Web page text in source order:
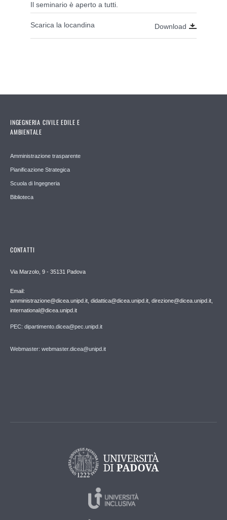
Il seminario è aperto a tutti.
Scarica la locandina Download
INGEGNERIA CIVILE EDILE E
AMBIENTALE
Amministrazione trasparente
Pianificazione Strategica
Scuola di Ingegneria
Biblioteca
CONTATTI
Via Marzolo, 9 - 35131 Padova
Email:
amministrazione@dicea.unipd.it, didattica@dicea.unipd.it, direzione@dicea.unipd.it,
international@dicea.unipd.it
PEC: dipartimento.dicea@pec.unipd.it
Webmaster: webmaster.dicea@unipd.it